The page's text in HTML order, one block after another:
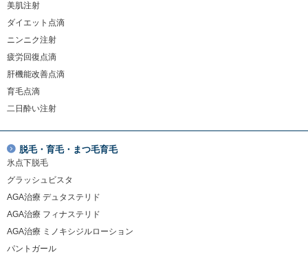
美肌注射
ダイエット点滴
ニンニク注射
疲労回復点滴
肝機能改善点滴
育毛点滴
二日酔い注射
脱毛・育毛・まつ毛育毛
氷点下脱毛
グラッシュビスタ
AGA治療 デュタステリド
AGA治療 フィナステリド
AGA治療 ミノキシジルローション
パントガール